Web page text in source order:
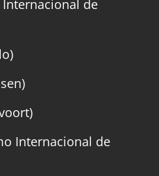
de
Internacional de